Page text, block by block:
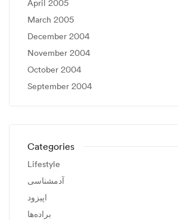
April 2005
March 2005
December 2004
November 2004
October 2004
September 2004
Categories
Lifestyle
آدمشناسی
اپیزود
براده‌ها